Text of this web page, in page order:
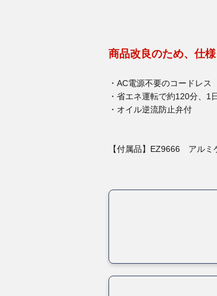
商品改良のため、仕
・AC電源不要のコードレス
・省エネ運転で約120分、1
・オイル逆流防止弁付
【付属品】EZ9666 アル